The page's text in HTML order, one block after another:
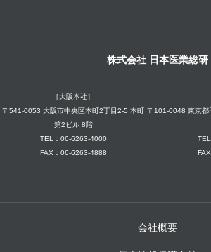
株式会社 日本医業総研
［大阪本社］
〒541-0053 大阪市中央区本町2丁目2-5 本町
第2ビル 8階
TEL：06-6263-4000
FAX：06-6263-4888
〒101-0048 東京都
会社概要